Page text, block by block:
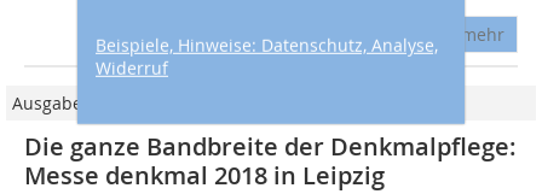
Beispiele, Hinweise: Datenschutz, Analyse,
Widerruf
mehr
Ausgabe 06/2018
Die ganze Bandbreite der Denkmalpflege:
Messe denkmal 2018 in Leipzig